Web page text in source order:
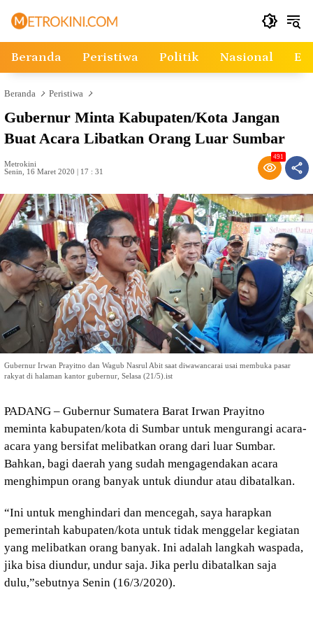
Beranda Peristiwa Politik Nasional
Beranda Peristiwa
Gubernur Minta Kabupaten/Kota Jangan
Buat Acara Libatkan Orang Luar Sumbar
Metrokini
Senin, 16 Maret 2020 | 17 : 31
491
Gubernur Irwan Prayitno dan Wagub Nasrul Abit saat diwawancarai usai membuka pasar
rakyat di halaman kantor gubernur, Selasa (21/5).ist
PADANG – Gubernur Sumatera Barat Irwan Prayitno
meminta kabupaten/kota di Sumbar untuk mengurangi acara-
acara yang bersifat melibatkan orang dari luar Sumbar.
Bahkan, bagi daerah yang sudah mengagendakan acara
menghimpun orang banyak untuk diundur atau dibatalkan.
“Ini untuk menghindari dan mencegah, saya harapkan
pemerintah kabupaten/kota untuk tidak menggelar kegiatan
yang melibatkan orang banyak. Ini adalah langkah waspada,
jika bisa diundur, undur saja. Jika perlu dibatalkan saja
dulu,”sebutnya Senin (16/3/2020).